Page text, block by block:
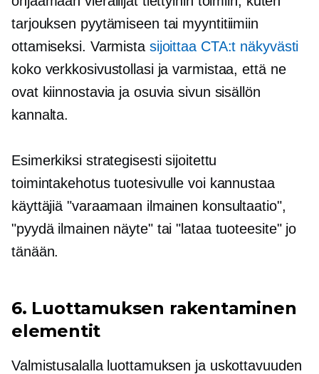
tarjouksen pyytämiseen tai myyntitiimiin
ottamiseksi. Varmista sijoittaa CTA:t näkyvästi
koko verkkosivustollasi ja varmistaa, että ne
ovat kiinnostavia ja osuvia sivun sisällön
kannalta.
Esimerkiksi strategisesti sijoitettu
toimintakehotus tuotesivulle voi kannustaa
käyttäjiä "varaamaan ilmainen konsultaatio",
"pyydä ilmainen näyte" tai "lataa tuoteesite" jo
tänään.
6. Luottamuksen rakentaminen
elementit
Valmistusalalla luottamuksen ja uskottavuuden